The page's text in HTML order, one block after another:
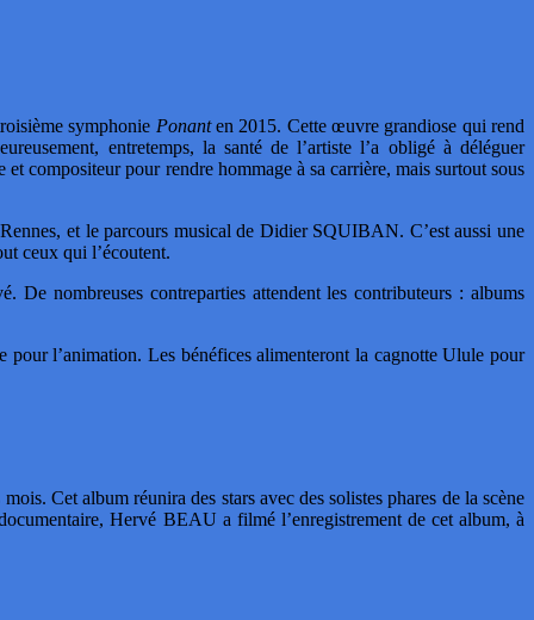
symphonie Ponanten 2015. Cette œuvre grandiose qui rend
entretemps, la santé de l’artiste l’a obligé à déléguer
pour rendre hommage à sa carrière, mais surtout sous
et le parcours musical de Didier SQUIBAN. C’est aussi une
ceux qui l’écoutent.
nombreuses contreparties attendent les contributeurs : albums
pour l’animation. Les bénéfices alimenteront la cagnotte Ulule pour
Cet album réunira des stars avec des solistes phares de la scène
Hervé BEAU a filmé l’enregistrement de cet album, à